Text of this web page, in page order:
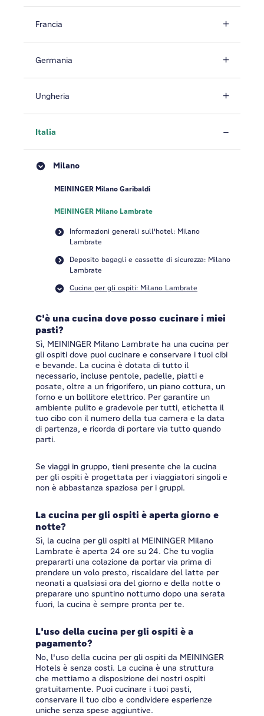
Francia
Germania
Ungheria
Italia
Milano
MEININGER Milano Garibaldi
MEININGER Milano Lambrate
Informazioni generali sull'hotel: Milano
Lambrate
Deposito bagagli e cassette di sicurezza: Milano
Lambrate
Cucina per gli ospiti: Milano Lambrate
C'è una cucina dove posso cucinare i miei
pasti?
Sì, MEININGER Milano Lambrate ha una cucina per
gli ospiti dove puoi cucinare e conservare i tuoi cibi
e bevande. La cucina è dotata di tutto il
necessario, incluse pentole, padelle, piatti e
posate, oltre a un frigorifero, un piano cottura, un
forno e un bollitore elettrico. Per garantire un
ambiente pulito e gradevole per tutti, etichetta il
tuo cibo con il numero della tua camera e la data
di partenza, e ricorda di portare via tutto quando
parti.
Se viaggi in gruppo, tieni presente che la cucina
per gli ospiti è progettata per i viaggiatori singoli e
non è abbastanza spaziosa per i gruppi.
La cucina per gli ospiti è aperta giorno e
notte?
Sì, la cucina per gli ospiti al MEININGER Milano
Lambrate è aperta 24 ore su 24. Che tu voglia
prepararti una colazione da portar via prima di
prendere un volo presto, riscaldare del latte per
neonati a qualsiasi ora del giorno e della notte o
preparare uno spuntino notturno dopo una serata
fuori, la cucina è sempre pronta per te.
L'uso della cucina per gli ospiti è a
pagamento?
No, l'uso della cucina per gli ospiti da MEININGER
Hotels è senza costi. La cucina è una struttura
che mettiamo a disposizione dei nostri ospiti
gratuitamente. Puoi cucinare i tuoi pasti,
conservare il tuo cibo e condividere esperienze
uniche senza spese aggiuntive.